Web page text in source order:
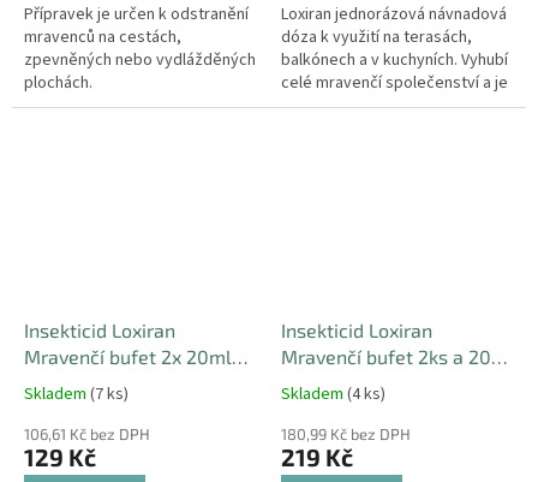
Přípravek je určen k odstranění
mravenců na cestách,
zpevněných nebo vydlážděných
plochách.
Loxiran jednorázová návnadová
dóza k využití na terasách,
balkónech a v kuchyních. Vyhubí
celé mravenčí společenství a je
šetrný k přírodě.
Insekticid Loxiran
Mravenčí bufet 2x 20ml
roztoku náhradní náplň
Skladem (7 ks)
106,61 Kč bez DPH
129 Kč
Insekticid Loxiran
Mravenčí bufet 2ks a 20ml
roztoku
Skladem (4 ks)
180,99 Kč bez DPH
219 Kč